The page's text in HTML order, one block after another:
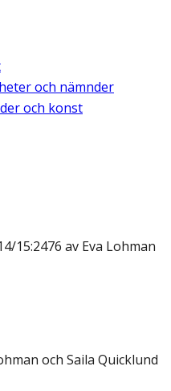
och nämnder
och konst
15:2476 av Eva Lohman
och Saila Quicklund